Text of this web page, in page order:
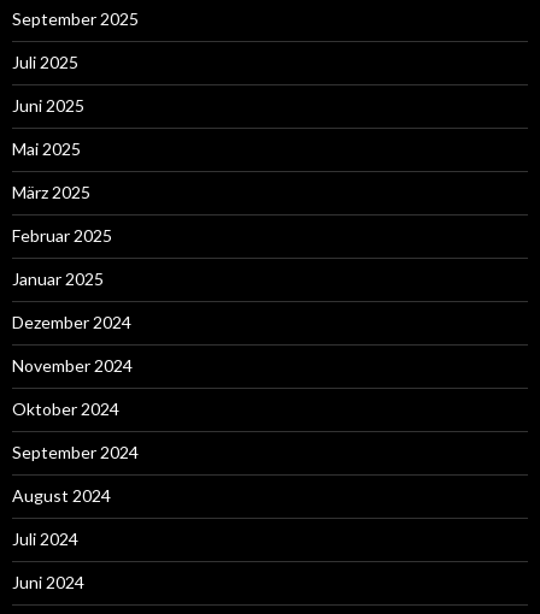
September 2025
Juli 2025
Juni 2025
Mai 2025
März 2025
Februar 2025
Januar 2025
Dezember 2024
November 2024
Oktober 2024
September 2024
August 2024
Juli 2024
Juni 2024